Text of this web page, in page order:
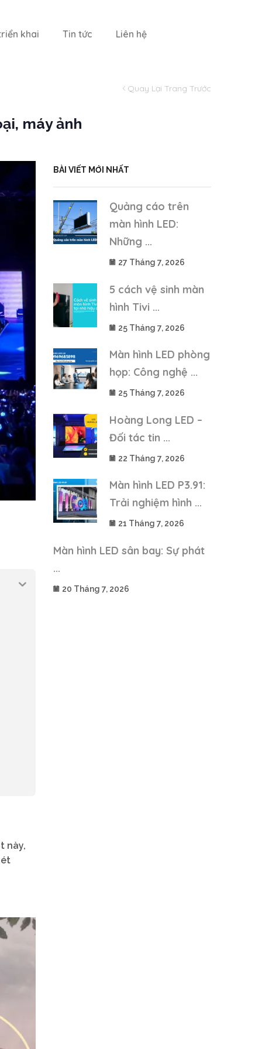
khai Tin tức Liên hệ
Quay Lại Trang Trước
máy ảnh
này,
BÀI VIẾT MỚI NHẤT
Quảng cáo trên
màn hình LED:
Những ...
27 Tháng 7, 2026
5 cách vệ sinh màn
hình Tivi ...
25 Tháng 7, 2026
Màn hình LED phòng
họp: Công nghệ ...
25 Tháng 7, 2026
Hoàng Long LED –
Đối tác tin ...
22 Tháng 7, 2026
Màn hình LED P3.91:
Trải nghiệm hình ...
21 Tháng 7, 2026
Màn hình LED sân bay: Sự phát
...
20 Tháng 7, 2026